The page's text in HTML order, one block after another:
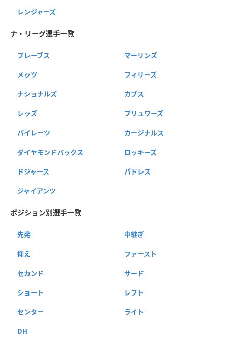
レンジャーズ
ナ・リーグ選手一覧
ブレーブス マーリンズ
メッツ フィリーズ
ナショナルズ カブス
レッズ ブリュワーズ
パイレーツ カージナルス
ダイヤモンドバックス ロッキーズ
ドジャース パドレス
ジャイアンツ
ポジション別選手一覧
先発 中継ぎ
抑え ファースト
セカンド サード
ショート レフト
センター ライト
DH